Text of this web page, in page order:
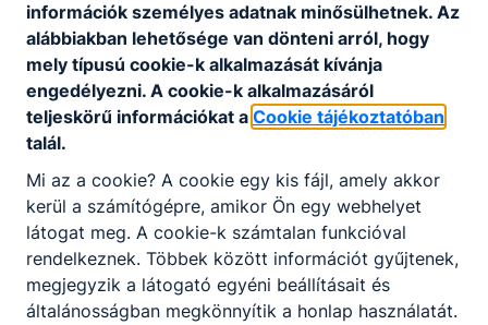
Eljárásrend a tanulók bántalmazási
eseteinek kivizsgálására és kezelésére
Letöltés
információk személyes adatnak minősülhetnek. Az
alábbiakban lehetősége van dönteni arról, hogy
mely típusú cookie-k alkalmazását kívánja
engedélyezni. A cookie-k alkalmazásáról
teljeskörű információkat a Cookie tájékoztatóban
talál.
Mi az a cookie? A cookie egy kis fájl, amely akkor
kerül a számítógépre, amikor Ön egy webhelyet
látogat meg. A cookie-k számtalan funkcióval
rendelkeznek. Többek között információt gyűjtenek,
megjegyzik a látogató egyéni beállításait és
általánosságban megkönnyítik a honlap használatát.